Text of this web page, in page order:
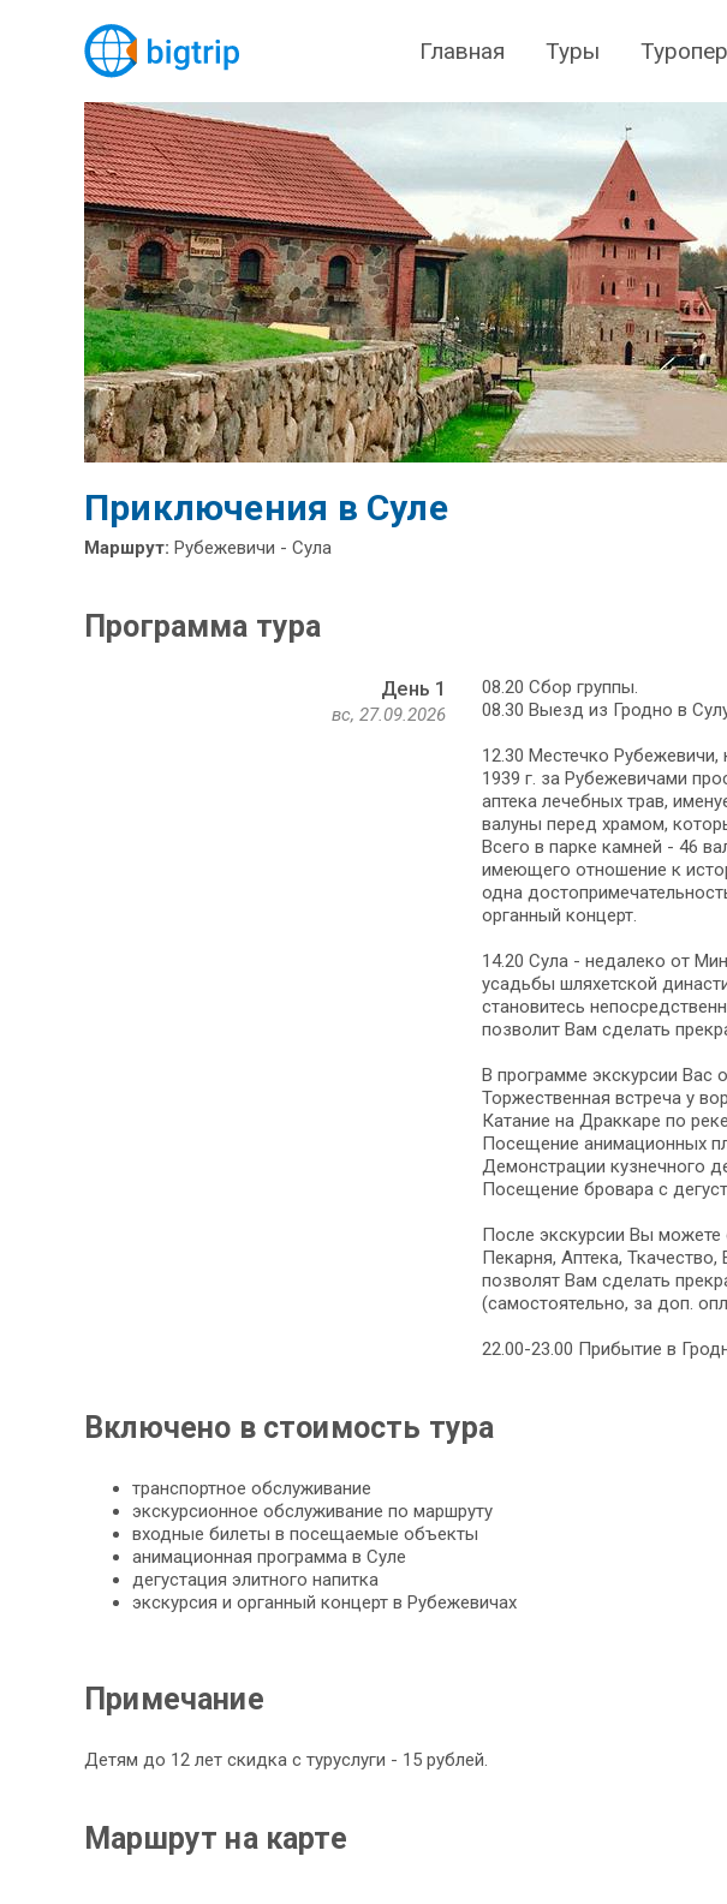
Главная Туры
Приключения в Суле
Маршрут: Рубежевичи - Сула
Программа тура
День 1
вс, 27.09.2026
08.20 Сбор группы.
08.30 Выезд из Гродно в
12.30 Местечко
1939 г. за Рубежевичами
аптека лечебных трав,
валуны перед храмом,
Всего в парке камней - 46
имеющего отношение к
одна
органный концерт.
14.20 Сула - недалеко от
усадьбы шляхетской
становитесь
позволит Вам сделать
В программе экскурсии Вас
Торжественная встреча у
Катание на Драккаре по
Посещение анимационных
Демонстрации кузнечного
Посещение бровара с
После экскурсии Вы можете
Пекарня, Аптека,
позволят Вам сделать
(самостоятельно, за доп.
22.00-23.00 Прибытие в
Включено в стоимость тура
транспортное обслуживание
экскурсионное обслуживание по маршруту
входные билеты в посещаемые объекты
анимационная программа в Суле
дегустация элитного напитка
экскурсия и органный концерт в Рубежевичах
Примечание
Детям до 12 лет скидка с туруслуги - 15 рублей.
Маршрут на карте